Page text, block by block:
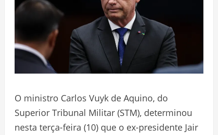
O ministro Carlos Vuyk de Aquino, do
Superior Tribunal Militar (STM), determinou
nesta terça-feira (10) que o ex-presidente Jair